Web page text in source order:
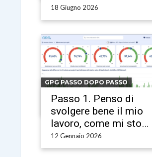
18 Giugno 2026
GPG PASSO DOPO PASSO
Passo 1. Penso di
svolgere bene il mio
lavoro, come mi sto
comportando in realtà?
12 Gennaio 2026